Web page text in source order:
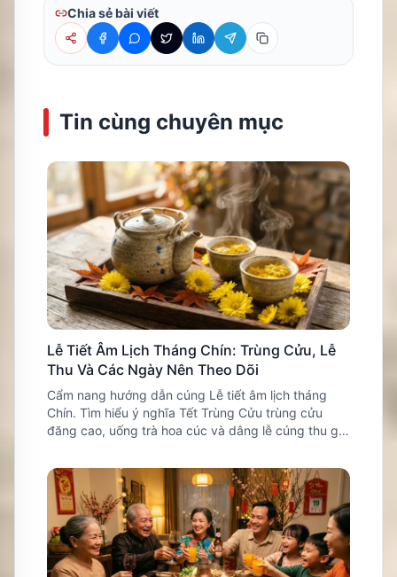
Chia sẻ bài viết
Tin cùng chuyên mục
Lễ Tiết Âm Lịch Tháng Chín: Trùng Cửu, Lễ
Thu Và Các Ngày Nên Theo Dõi
Cẩm nang hướng dẫn cúng Lễ tiết âm lịch tháng
Chín. Tìm hiểu ý nghĩa Tết Trùng Cửu trùng cửu
đăng cao, uống trà hoa cúc và dâng lễ cúng thu gia